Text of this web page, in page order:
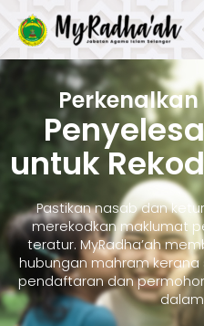
untuk
Pastikan nasab dan
merekodkan maklumat
teratur. MyRadha’ah
hubungan mahram
pendaftaran dan